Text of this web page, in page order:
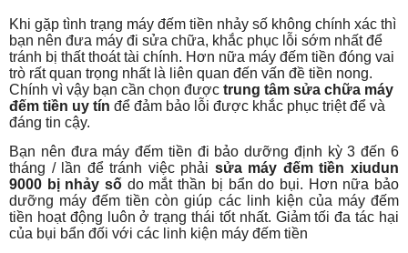
Khi gặp tình trạng máy đếm tiền nhảy số không chính xác thì
bạn nên đưa máy đi sửa chữa, khắc phục lỗi sớm nhất để
tránh bị thất thoát tài chính. Hơn nữa máy đếm tiền đóng vai
trò rất quan trọng nhất là liên quan đến vấn đề tiền nong.
Chính vì vậy bạn cần chọn được trung tâm sửa chữa máy
đếm tiền uy tín để đảm bảo lỗi được khắc phục triệt để và
đáng tin cậy.
Bạn nên đưa máy đếm tiền đi bảo dưỡng định kỳ 3 đến 6
tháng / lần để tránh việc phải sửa máy đếm tiền xiudun
9000 bị nhảy số do mắt thần bị bẩn do bụi. Hơn nữa bảo
dưỡng máy đếm tiền còn giúp các linh kiện của máy đếm
tiền hoạt động luôn ở trạng thái tốt nhất. Giảm tối đa tác hại
của bụi bẩn đối với các linh kiện máy đếm tiền